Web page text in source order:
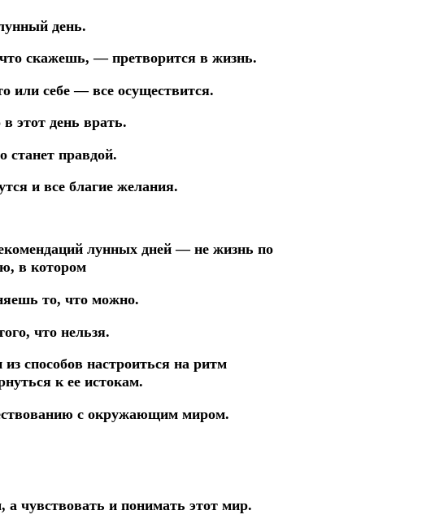
день.
скажешь, — претворится в жизнь.
или себе — все осуществится.
этот день врать.
станет правдой.
и все благие желания.
лунных дней — не жизнь по
в котором
то, что можно.
что нельзя.
способов настроиться на ритм
к ее истокам.
с окружающим миром.
а чувствовать и понимать этот мир.